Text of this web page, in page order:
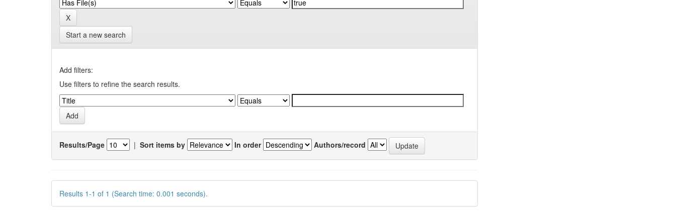
Start a new search
Add filters:
Use filters to refine the search results.
Results/Page | Sort items by In order Authors/record
Results 1-1 of 1 (Search time: 0.001 seconds).